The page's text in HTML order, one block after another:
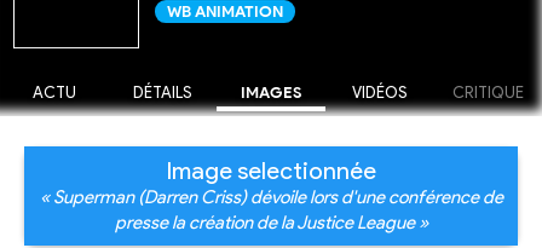
WB ANIMATION
ACTU DÉTAILS IMAGES VIDÉOS CRITIQUE
Image selectionnée
« Superman (Darren Criss) dévoile lors d'une conférence de
presse la création de la Justice League »